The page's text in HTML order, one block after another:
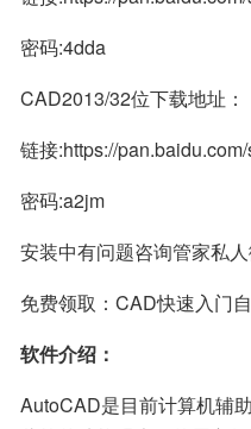
密码:4dda
CAD2013/32位下载地址：
链接:https://
密码:a2jm
安装中有问题咨询管家私
免费领取：CAD快速入门
软件介绍：
AutoCAD是目前计算机辅